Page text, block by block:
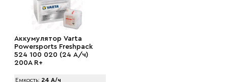
Аккумулятор Varta
Powersports Freshpack
524 100 020 (24 А/ч)
200A R+
Емкость: 24 А/ч